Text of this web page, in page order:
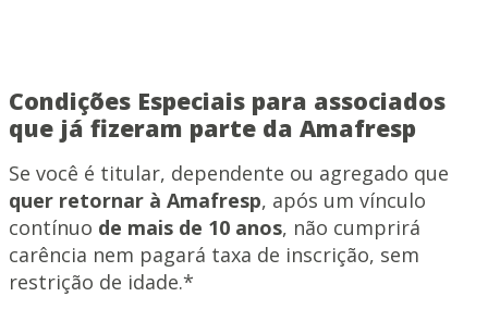
Condições Especiais para associados
que já fizeram parte da Amafresp
Se você é titular, dependente ou agregado que
quer retornar à Amafresp, após um vínculo
contínuo de mais de 10 anos, não cumprirá
carência nem pagará taxa de inscrição, sem
restrição de idade.*